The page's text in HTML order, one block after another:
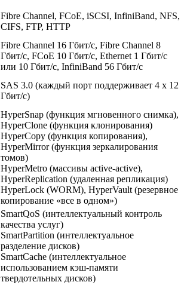
Fibre Channel, FCoE, iSCSI, InfiniBand, NFS,
CIFS, FTP, HTTP
Fibre Channel 16 Гбит/с, Fibre Channel 8
Гбит/с, FCoE 10 Гбит/с, Ethernet 1 Гбит/с
или 10 Гбит/с, InfiniBand 56 Гбит/с
SAS 3.0 (каждый порт поддерживает 4 x 12
Гбит/с)
HyperSnap (функция мгновенного снимка),
HyperClone (функция клонирования)
HyperCopy (функция копирования),
HyperMirror (функция зеркалирования
томов)
HyperMetro (массивы active-active),
HyperReplication (удаленная репликация)
HyperLock (WORM), HyperVault (резервное
копирование «все в одном»)
SmartQoS (интеллектуальный контроль
качества услуг)
SmartPartition (интеллектуальное
разделение дисков)
SmartCache (интеллектуальное
использованием кэш-памяти
твердотельных дисков)